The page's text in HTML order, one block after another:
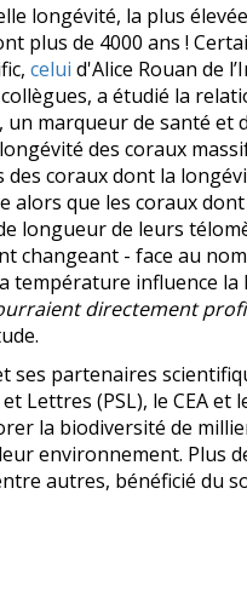
longévité, la plus
plus de 4000 ans !
celui d'Alice Rouan de
collègues, a étudié la
marqueur de santé et
des coraux
coraux dont la
alors que les coraux
longueur de leurs
changeant - face au
température influence
directement
ses partenaires
Lettres (PSL), le CEA et
la biodiversité de
environnement. Plus
autres, bénéficié du